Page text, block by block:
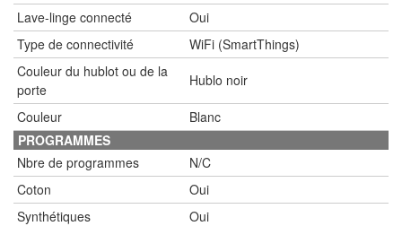
Lave-linge connecté
Oui
Type de connectivité
WiFi (SmartThings)
Couleur du hublot ou de la
porte
Hublo noir
Couleur
Blanc
PROGRAMMES
Nbre de programmes
N/C
Coton
Oui
Synthétiques
Oui